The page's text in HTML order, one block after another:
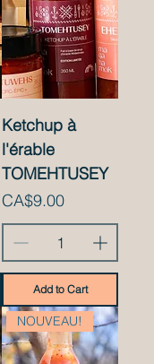
Ketchup à
l'érable
TOMEHTUSEY
Price
CA$9.00
Add to Cart
NOUVEAU!